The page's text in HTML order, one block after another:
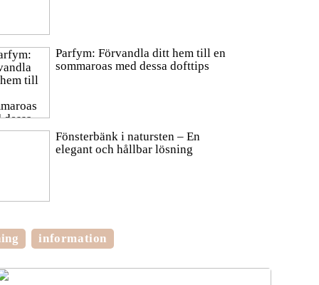
Parfym: Förvandla ditt hem till en
sommaroas med dessa dofttips
Fönsterbänk i natursten – En
elegant och hållbar lösning
information